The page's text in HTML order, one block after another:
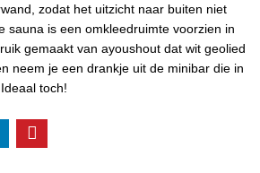
zodat het uitzicht naar buiten niet
sauna is een omkleedruimte voorzien in
gemaakt van ayoushout dat wit geolied
neem je een drankje uit de minibar die in
toch!